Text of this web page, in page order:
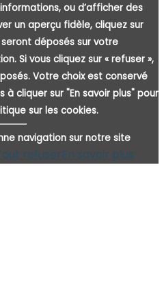
ou d’afficher des
un aperçu fidèle, cliquez sur
déposés sur votre
Si vous cliquez sur « refuser »,
Votre choix est conservé
à cliquer sur "En savoir plus" pour
sur les cookies.
navigation sur notre site
refuserEn savoir plus